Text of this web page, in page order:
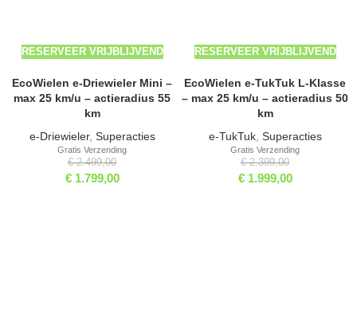
RESERVEER VRIJBLIJVEND
EcoWielen e-Driewieler Mini –
max 25 km/u – actieradius 55
km
e-Driewieler, Superacties
€2.499,00
€1.799,00
Gratis Verzending
RESERVEER VRIJBLIJVEND
EcoWielen e-TukTuk L-Klasse
– max 25 km/u – actieradius 50
km
e-TukTuk, Superacties
€2.399,00
€1.999,00
Gratis Verzending